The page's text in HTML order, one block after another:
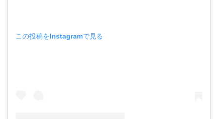
この投稿をInstagramで見る